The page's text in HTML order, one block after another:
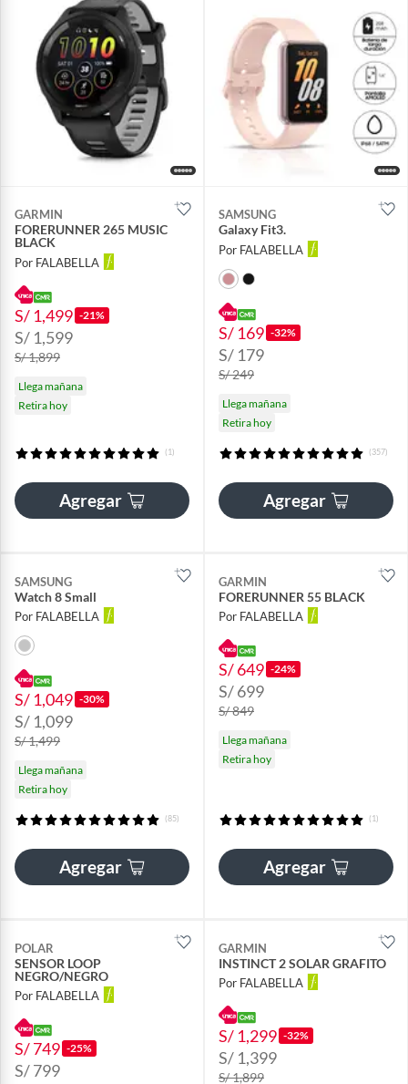
GARMIN
FORERUNNER 265 MUSIC
BLACK
Por FALABELLA
S/ 1,499 -21%
S/ 1,599
S/ 1,899
Llega mañana
Retira hoy
(1)
Agregar
SAMSUNG
Galaxy Fit3.
Por FALABELLA
S/ 169 -32%
S/ 179
S/ 249
Llega mañana
Retira hoy
(357)
Agregar
SAMSUNG
Watch 8 Small
Por FALABELLA
S/ 1,049 -30%
S/ 1,099
S/ 1,499
Llega mañana
Retira hoy
(85)
Agregar
GARMIN
FORERUNNER 55 BLACK
Por FALABELLA
S/ 649 -24%
S/ 699
S/ 849
Llega mañana
Retira hoy
(1)
Agregar
POLAR
SENSOR LOOP
NEGRO/NEGRO
Por FALABELLA
S/ 749 -25%
S/ 799
GARMIN
INSTINCT 2 SOLAR GRAFITO
Por FALABELLA
S/ 1,299 -32%
S/ 1,399
S/ 1,899